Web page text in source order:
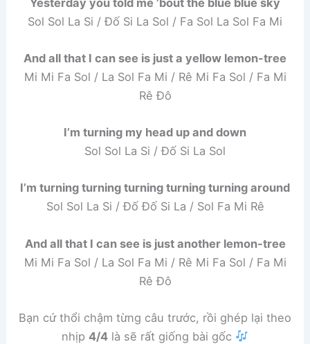
Sol Sol La Si / Đố Si La Sol / Fa Sol La Sol Fa Mi
And all that I can see is just a yellow lemon-tree
Mi Mi Fa Sol / La Sol Fa Mi / Rê Mi Fa Sol / Fa Mi
Rê Đô
I’m turning my head up and down
Sol Sol La Si / Đố Si La Sol
I’m turning turning turning turning turning around
Sol Sol La Si / Đố Đố Si La / Sol Fa Mi Rê
And all that I can see is just another lemon-tree
Mi Mi Fa Sol / La Sol Fa Mi / Rê Mi Fa Sol / Fa Mi
Rê Đô
Bạn cứ thổi chậm từng câu trước, rồi ghép lại theo
nhịp4/4 là sẽ rất giống bài gốc